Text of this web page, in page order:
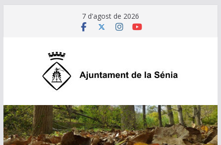
7 d'agost de 2026